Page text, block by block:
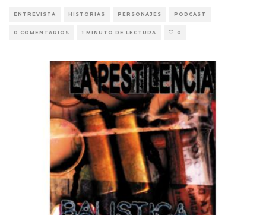
ENTREVISTA HISTORIAS PERSONAJES PODCAST
0 COMENTARIOS 1 MINUTO DE LECTURA 0